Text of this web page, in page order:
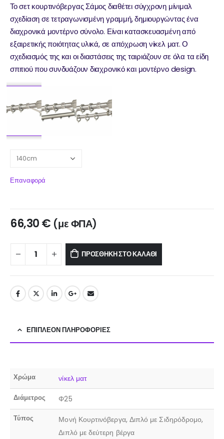
Το σετ κουρτινόβεργας Σάμος διαθέτει σύγχρονη μίνιμαλ
σχεδίαση σε τετραγωνισμένη γραμμή, δημιουργώντας ένα
διαχρονικά μοντέρνο σύνολο. Είναι κατασκευασμένη από
εξαιρετικής ποιότητας υλικά, σε απόχρωση νίκελ ματ. Ο
σχεδιασμός της και οι διαστάσεις της ταιριάζουν σε όλα τα είδη
σπιτιού που συνδυάζουν διαχρονικό και μοντέρνο design.
Επαναφορά
66,30€ (με ΦΠΑ)
ΠΡΟΣΘΉΚΗ ΣΤΟ ΚΑΛΆΘΙ
ΕΠΙΠΛΈΟΝ ΠΛΗΡΟΦΟΡΊΕΣ
Χρώμα νίκελ ματ
Διάμετρος Φ25
Τύπος
Μονή Κουρτινόβεργα, Διπλό με Σιδηρόδρομο,
Διπλό με δεύτερη βέργα